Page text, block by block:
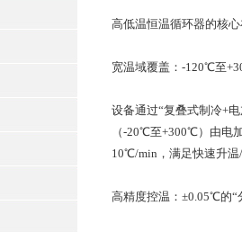
高低温恒温循环器的核
宽温域覆盖：-120℃至
设备通过“复叠式制冷+
（-20℃至+300℃）由电
10℃/min，满足快速升温
高精度控温：±0.05℃的“